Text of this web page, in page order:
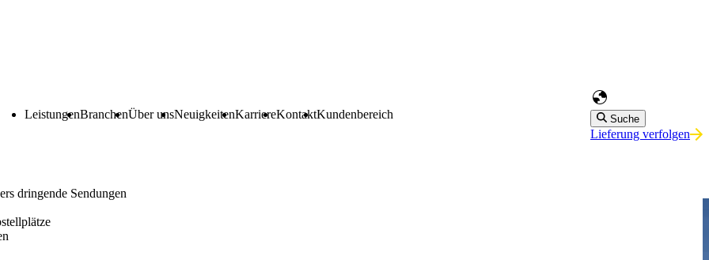
LeistungenBranchenÜber unsNeuigkeitenKarriereKontaktKundenbereich Suche
Lieferung verfolgen
dringende Sendungen
nox-Netzwerk